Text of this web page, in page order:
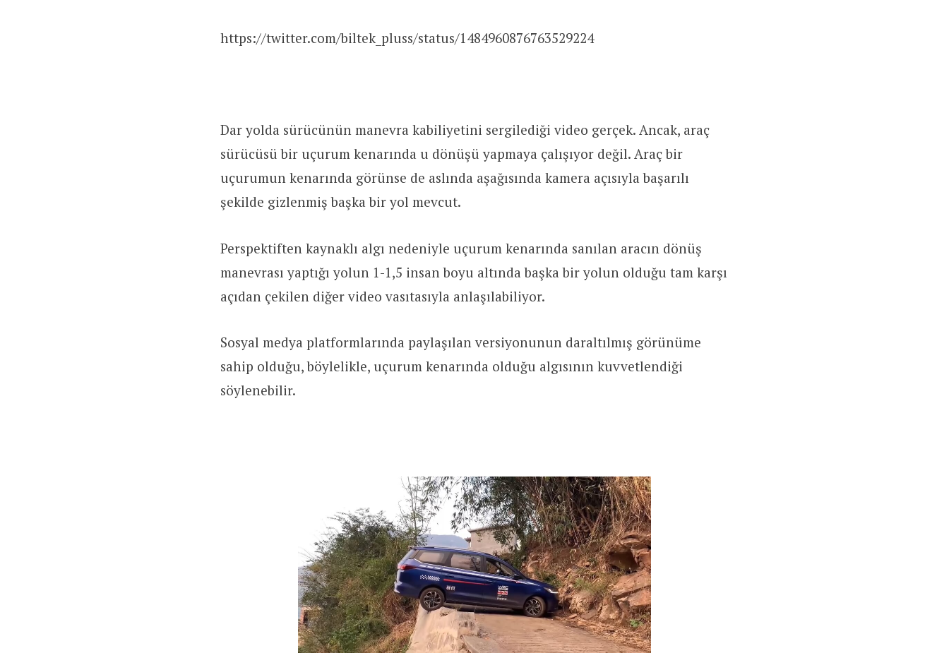
https://twitter.com/biltek_pluss/status/1484960876763529224
Dar yolda sürücünün manevra kabiliyetini sergilediği video gerçek. Ancak, araç
sürücüsü bir uçurum kenarında u dönüşü yapmaya çalışıyor değil. Araç bir
uçurumun kenarında görünse de aslında aşağısında kamera açısıyla başarılı
şekilde gizlenmiş başka bir yol mevcut.
Perspektiften kaynaklı algı nedeniyle uçurum kenarında sanılan aracın dönüş
manevrası yaptığı yolun 1-1,5 insan boyu altında başka bir yolun olduğu tam karşı
açıdan çekilen diğer video vasıtasıyla anlaşılabiliyor.
Sosyal medya platformlarında paylaşılan versiyonunun daraltılmış görünüme
sahip olduğu, böylelikle, uçurum kenarında olduğu algısının kuvvetlendiği
söylenebilir.